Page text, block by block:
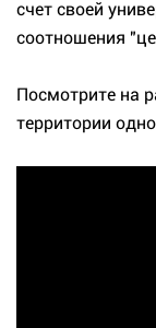
счет своей
соотношения
Посмотрите на
территории